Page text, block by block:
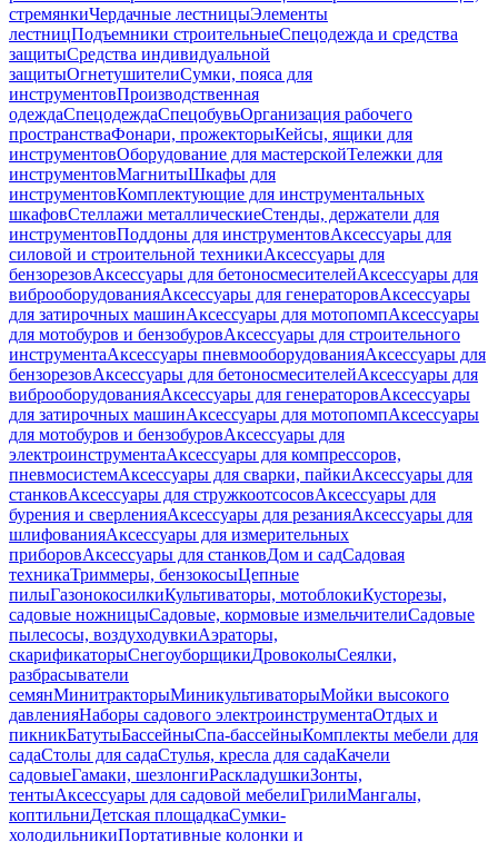
стремянкиЧердачные лестницыЭлементы
лестницПодъемники строительныеСпецодежда и средства
защитыСредства индивидуальной
защитыОгнетушителиСумки, пояса для
инструментовПроизводственная
одеждаСпецодеждаСпецобувьОрганизация рабочего
пространстваФонари, прожекторыКейсы, ящики для
инструментовОборудование для мастерскойТележки для
инструментовМагнитыШкафы для
инструментовКомплектующие для инструментальных
шкафовСтеллажи металлическиеСтенды, держатели для
инструментовПоддоны для инструментовАксессуары для
силовой и строительной техникиАксессуары для
бензорезовАксессуары для бетоносмесителейАксессуары для
виброоборудованияАксессуары для генераторовАксессуары
для затирочных машинАксессуары для мотопомпАксессуары
для мотобуров и бензобуровАксессуары для строительного
инструментаАксессуары пневмооборудованияАксессуары для
бензорезовАксессуары для бетоносмесителейАксессуары для
виброоборудованияАксессуары для генераторовАксессуары
для затирочных машинАксессуары для мотопомпАксессуары
для мотобуров и бензобуровАксессуары для
электроинструментаАксессуары для компрессоров,
пневмосистемАксессуары для сварки, пайкиАксессуары для
станковАксессуары для стружкоотсосовАксессуары для
бурения и сверленияАксессуары для резанияАксессуары для
шлифованияАксессуары для измерительных
приборовАксессуары для станковДом и садСадовая
техникаТриммеры, бензокосыЦепные
пилыГазонокосилкиКультиваторы, мотоблокиКусторезы,
садовые ножницыСадовые, кормовые измельчителиСадовые
пылесосы, воздуходувкиАэраторы,
скарификаторыСнегоуборщикиДровоколыСеялки,
разбрасыватели
семянМинитракторыМиникультиваторыМойки высокого
давленияНаборы садового электроинструментаОтдых и
пикникБатутыБассейныСпа-бассейныКомплекты мебели для
садаСтолы для садаСтулья, кресла для садаКачели
садовыеГамаки, шезлонгиРаскладушкиЗонты,
тентыАксессуары для садовой мебелиГрилиМангалы,
коптильниДетская площадкаСумки-
холодильникиПортативные колонки и